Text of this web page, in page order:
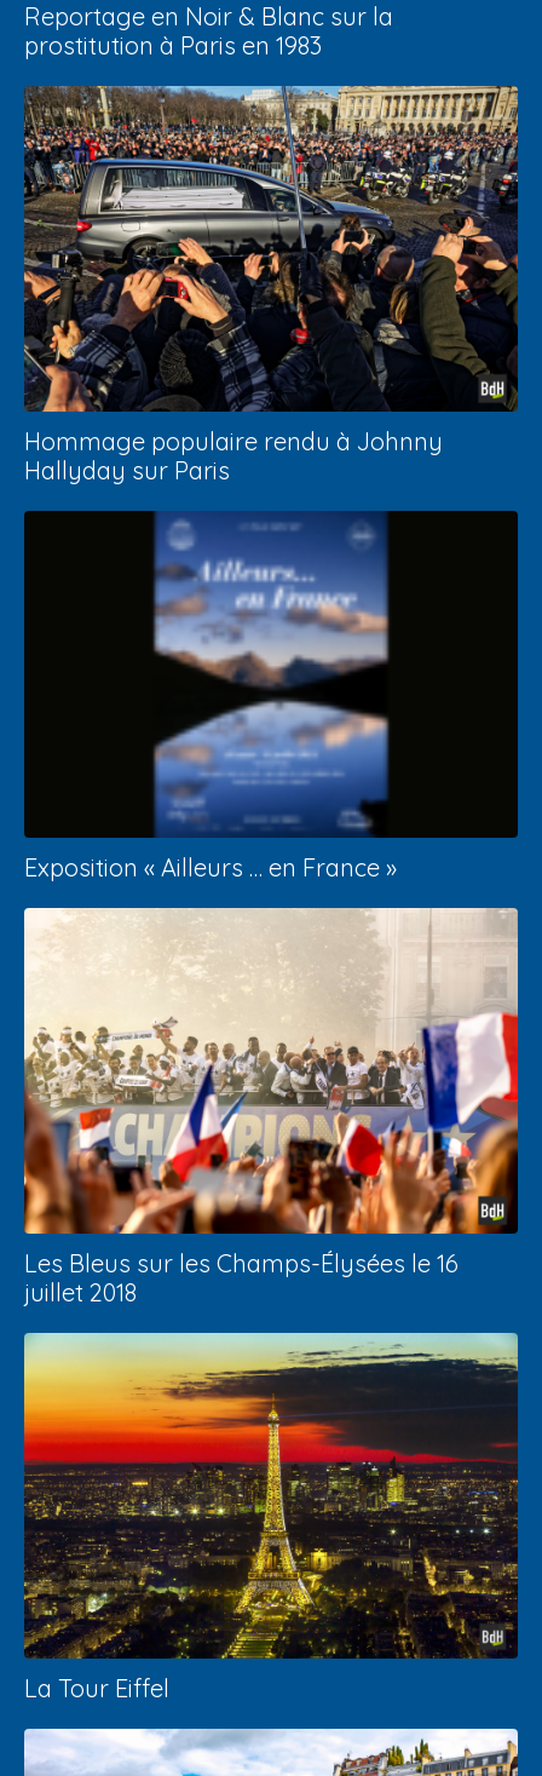
Reportage en Noir & Blanc sur la
prostitution à Paris en 1983
Hommage populaire rendu à Johnny
Hallyday sur Paris
Exposition « Ailleurs … en France »
Les Bleus sur les Champs-Élysées le 16
juillet 2018
La Tour Eiffel